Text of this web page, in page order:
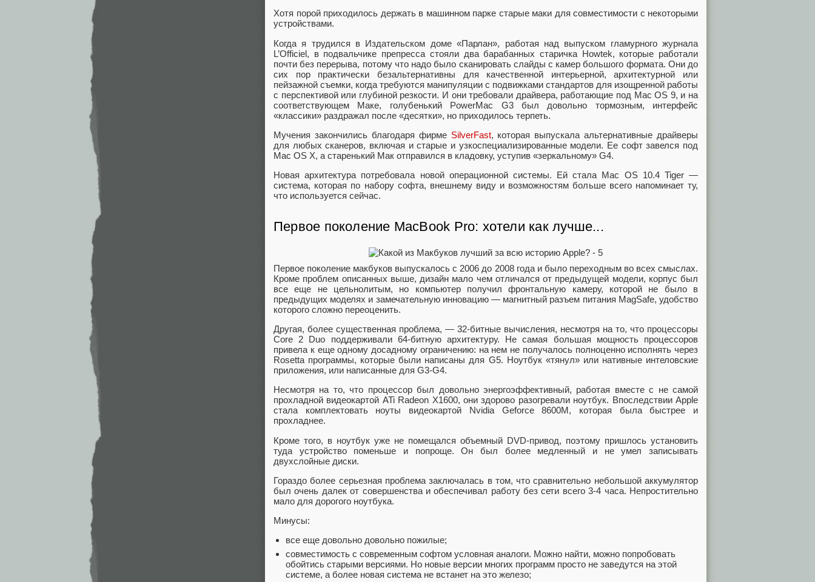
Хотя порой приходилось держать в машинном парке старые маки для совместимости с некоторыми
устройствами.
Когда я трудился в Издательском доме «Парлан», работая над выпуском гламурного журнала
L’Officiel, в подвальчике препресса стояли два барабанных старичка Howtek, которые работали
почти без перерыва, потому что надо было сканировать слайды с камер большого формата. Они до
сих пор практически безальтернативны для качественной интерьерной, архитектурной или
пейзажной съемки, когда требуются манипуляции с подвижками стандартов для изощренной работы
с перспективой или глубиной резкости. И они требовали драйвера, работающие под Mac OS 9, и на
соответствующем Маке, голубенький PowerMac G3 был довольно тормозным, интерфейс
«классики» раздражал после «десятки», но приходилось терпеть.
Мучения закончились благодаря фирме SilverFast, которая выпускала альтернативные драйверы
для любых сканеров, включая и старые и узкоспециализированные модели. Ее софт завелся под
Mac OS X, а старенький Мак отправился в кладовку, уступив «зеркальному» G4.
Новая архитектура потребовала новой операционной системы. Ей стала Mac OS 10.4 Tiger —
система, которая по набору софта, внешнему виду и возможностям больше всего напоминает ту,
что используется сейчас.
Первое поколение MacBook Pro: хотели как лучше...
Первое поколение макбуков выпускалось с 2006 до 2008 года и было переходным во всех смыслах.
Кроме проблем описанных выше, дизайн мало чем отличался от предыдущей модели, корпус был
все еще не цельнолитым, но компьютер получил фронтальную камеру, которой не было в
предыдущих моделях и замечательную инновацию — магнитный разъем питания MagSafe, удобство
которого сложно переоценить.
Другая, более существенная проблема, — 32-битные вычисления, несмотря на то, что процессоры
Core 2 Duo поддерживали 64-битную архитектуру. Не самая большая мощность процессоров
привела к еще одному досадному ограничению: на нем не получалось полноценно исполнять через
Rosetta программы, которые были написаны для G5. Ноутбук «тянул» или нативные интеловские
приложения, или написанные для G3-G4.
Несмотря на то, что процессор был довольно энергоэффективный, работая вместе с не самой
прохладной видеокартой ATi Radeon X1600, они здорово разогревали ноутбук. Впоследствии Apple
стала комплектовать ноуты видеокартой Nvidia Geforce 8600M, которая была быстрее и
прохладнее.
Кроме того, в ноутбук уже не помещался объемный DVD-привод, поэтому пришлось установить
туда устройство поменьше и попроще. Он был более медленный и не умел записывать
двухслойные диски.
Гораздо более серьезная проблема заключалась в том, что сравнительно небольшой аккумулятор
был очень далек от совершенства и обеспечивал работу без сети всего 3-4 часа. Непростительно
мало для дорогого ноутбука.
Минусы:
все еще довольно довольно пожилые;
совместимость с современным софтом условная аналоги. Можно найти, можно попробовать
обойтись старыми версиями. Но новые версии многих программ просто не заведутся на этой
системе, а более новая система не встанет на это железо;